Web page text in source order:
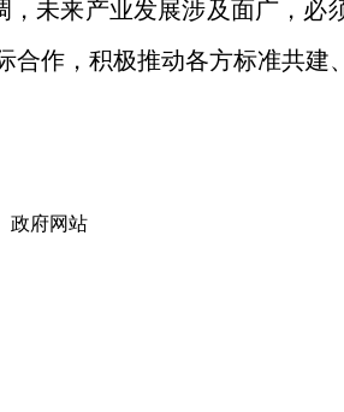
，未来产业发展涉及面广，必
合作，积极推动各方标准共建
政府网站